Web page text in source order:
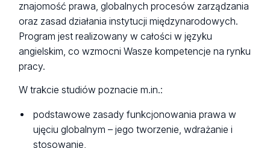
znajomość prawa, globalnych procesów zarządzania
oraz zasad działania instytucji międzynarodowych.
Program jest realizowany w całości w języku
angielskim, co wzmocni Wasze kompetencje na rynku
pracy.
W trakcie studiów poznacie m.in.:
podstawowe zasady funkcjonowania prawa w
ujęciu globalnym – jego tworzenie, wdrażanie i
stosowanie,